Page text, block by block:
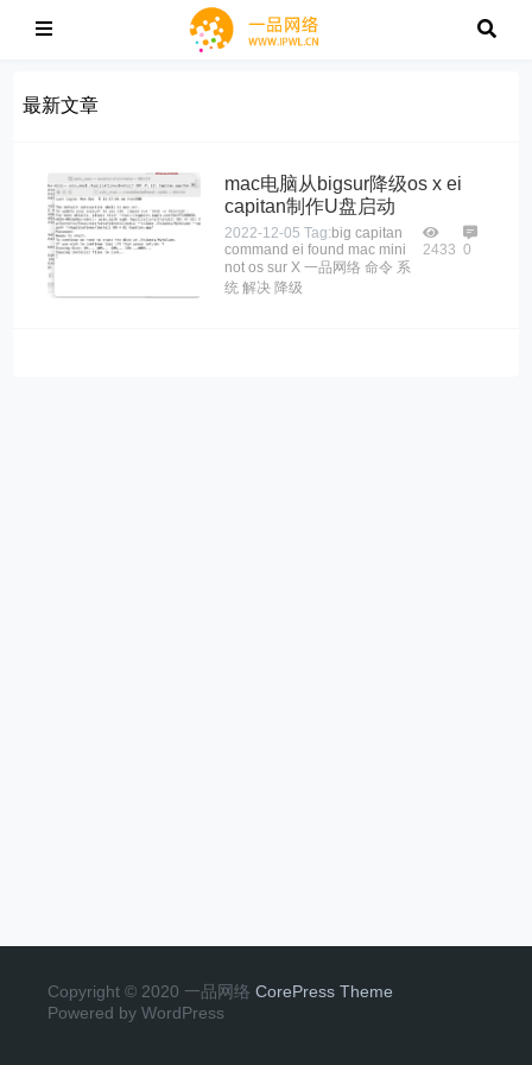
最新文章
mac电脑从bigsur降级os x ei
capitan制作U盘启动
2022-12-05 Tag: big capitan
command ei found mac mini
not os sur X 一品网络 命令 系
统 解决 降级
2433 0
Copyright © 2020 一品网络 CorePress Theme
Powered by WordPress